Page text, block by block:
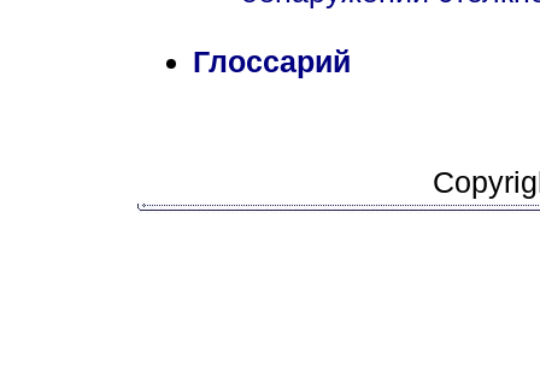
Глоссарий